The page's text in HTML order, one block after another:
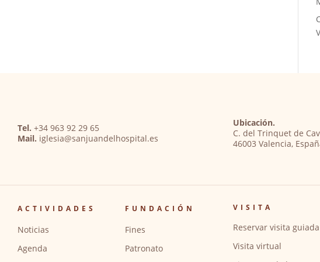
Tel. +34 963 92 29 65
Mail. iglesia@sanjuandelhospital.es
Ubicación.
C. del Trinquet de
46003 Valencia,
ACTIVIDADES
Noticias
Agenda
FUNDACIÓN
Fines
Patronato
VISITA
Reservar visita guiada
Visita virtual